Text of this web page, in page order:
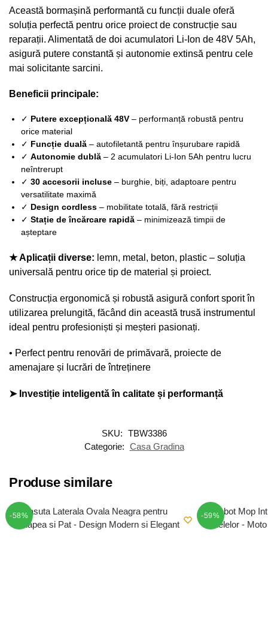
Această bormașină performantă cu funcții duale oferă
soluția perfectă pentru orice proiect de construcție sau
reparații. Alimentată de doi acumulatori Li-Ion de 48V 5Ah,
asigură putere constantă și autonomie extinsă pentru cele
mai solicitante sarcini.
Beneficii principale:
✓ Putere excepțională 48V – performanță robustă pentru
orice material
✓ Funcție duală – autofiletantă pentru înșurubare rapidă
✓ Autonomie dublă – 2 acumulatori Li-Ion 5Ah pentru lucru
neîntrerupt
✓ 30 accesorii incluse – burghie, biți, adaptoare pentru
versatilitate maximă
✓ Design cordless – mobilitate totală, fără restricții
✓ Stație de încărcare rapidă – minimizează timpii de
așteptare
★ Aplicații diverse: lemn, metal, beton, plastic – soluția
universală pentru orice tip de material și proiect.
Construcția ergonomică și robustă asigură confort sporit în
utilizarea prelungită, făcând din această trusă instrumentul
ideal pentru profesioniști și meșteri pasionați.
• Perfect pentru renovări de primăvară, proiecte de
amenajare și lucrări de întreținere
➤ Investiție inteligentă în calitate și performanță
SKU: TBW3386
Categorie: Casa Gradina
Produse similare
-58% -59%